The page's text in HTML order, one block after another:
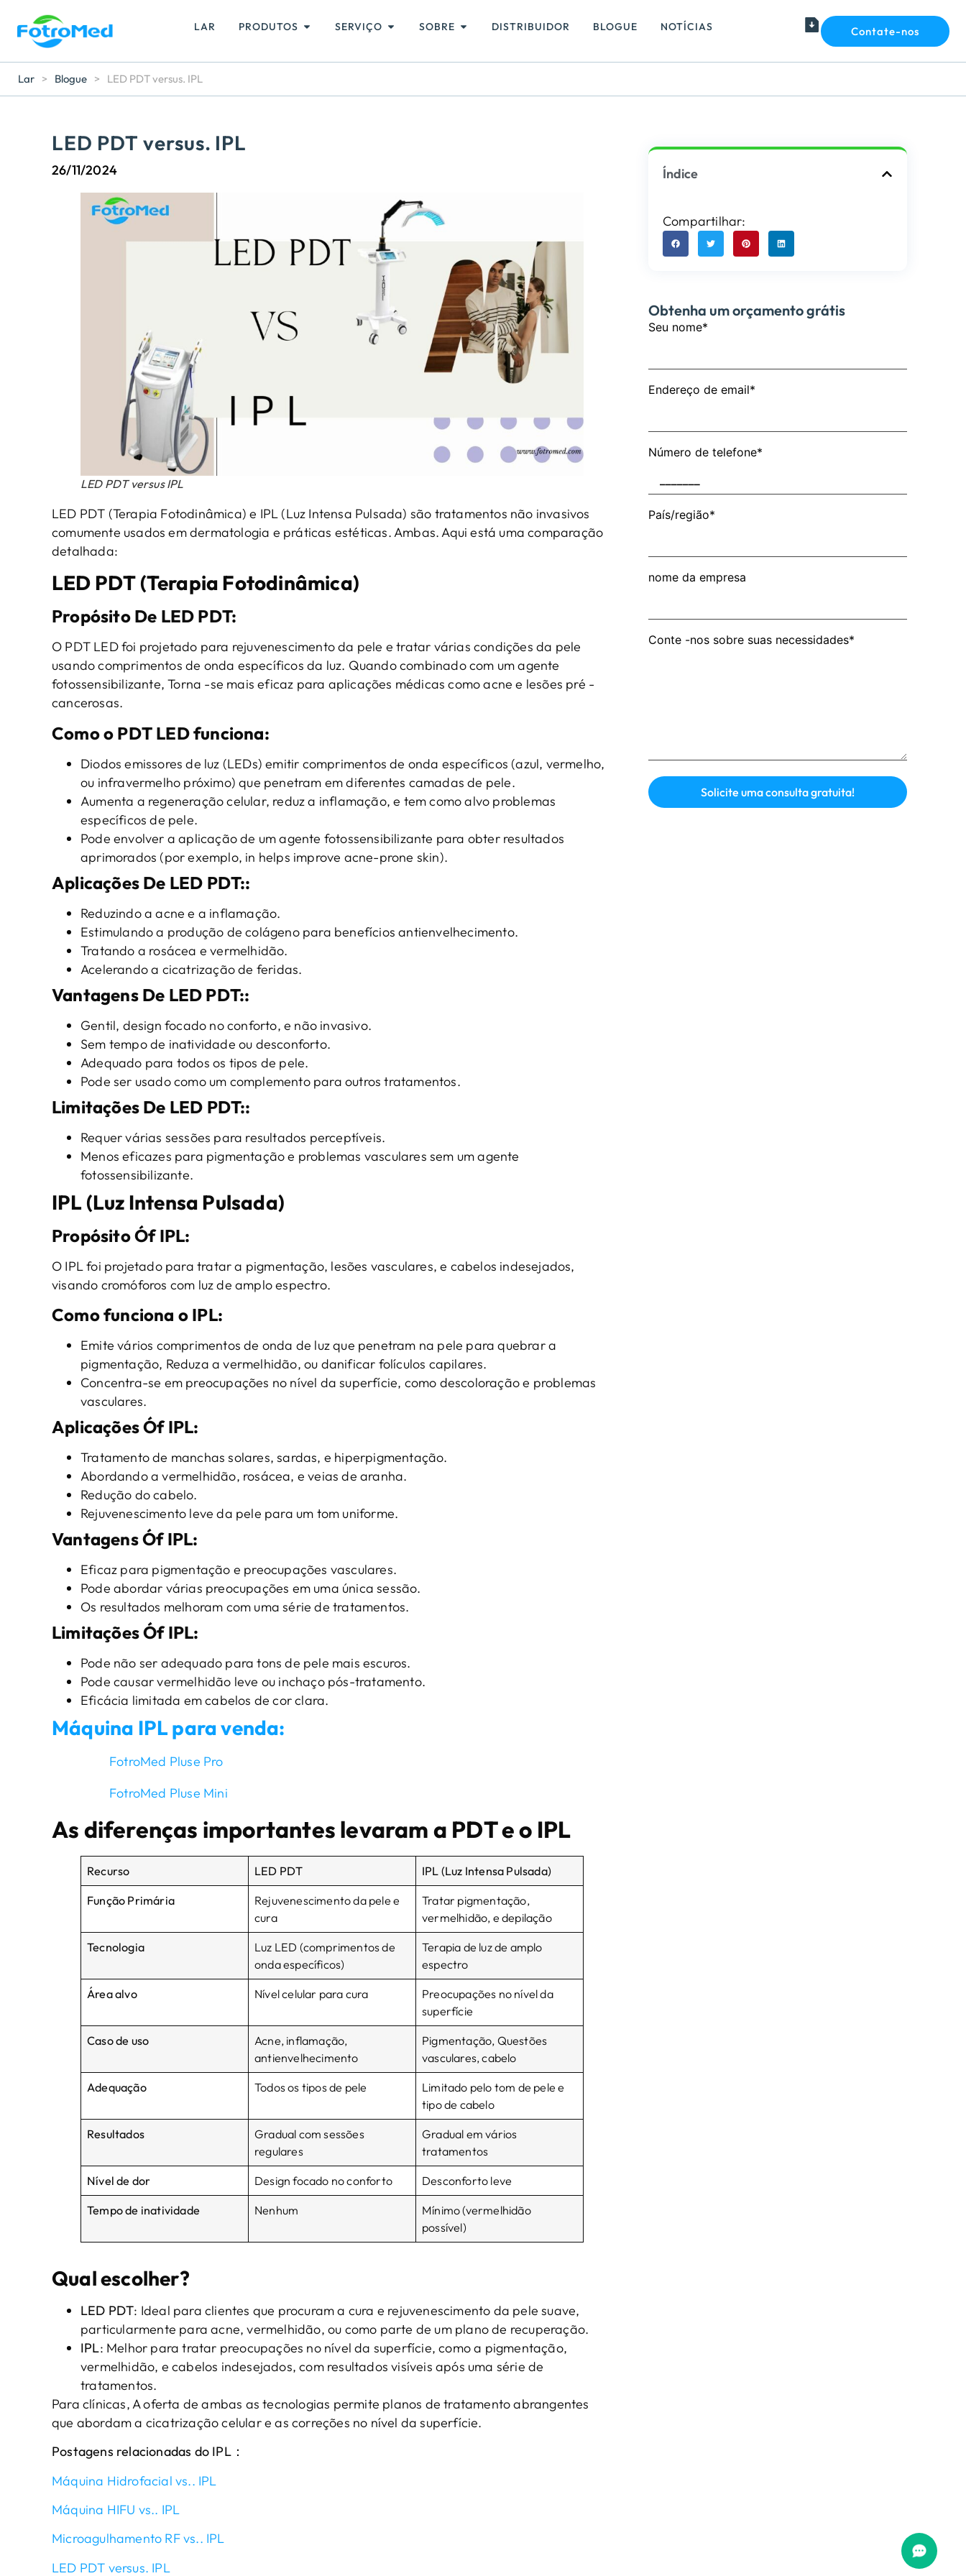
LAR PRODUTOS SERVIÇO SOBRE DISTRIBUIDOR BLOGUE NOTÍCIAS Contate-nos
Lar > Blogue > LED PDT versus. IPL
LED PDT versus. IPL
26/11/2024
LED PDT versus IPL
LED PDT (Terapia Fotodinâmica) e IPL (Luz Intensa Pulsada) são tratamentos não invasivos
comumente usados ​​em dermatologia e práticas estéticas. Ambas. Aqui está uma comparação
detalhada:
LED PDT (Terapia Fotodinâmica)
Propósito De LED PDT:
O PDT LED foi projetado para rejuvenescimento da pele e tratar várias condições da pele
usando comprimentos de onda específicos da luz. Quando combinado com um agente
fotossensibilizante, Torna -se mais eficaz para aplicações médicas como acne e lesões pré -
cancerosas.
Como o PDT LED funciona:
Diodos emissores de luz (LEDs) emitir comprimentos de onda específicos (azul, vermelho,
ou infravermelho próximo) que penetram em diferentes camadas de pele.
Aumenta a regeneração celular, reduz a inflamação, e tem como alvo problemas
específicos de pele.
Pode envolver a aplicação de um agente fotossensibilizante para obter resultados
aprimorados (por exemplo, in helps improve acne-prone skin).
Aplicações De LED PDT::
Reduzindo a acne e a inflamação.
Estimulando a produção de colágeno para benefícios antienvelhecimento.
Tratando a rosácea e vermelhidão.
Acelerando a cicatrização de feridas.
Vantagens De LED PDT::
Gentil, design focado no conforto, e não invasivo.
Sem tempo de inatividade ou desconforto.
Adequado para todos os tipos de pele.
Pode ser usado como um complemento para outros tratamentos.
Limitações De LED PDT::
Requer várias sessões para resultados perceptíveis.
Menos eficazes para pigmentação e problemas vasculares sem um agente
fotossensibilizante.
IPL (Luz Intensa Pulsada)
PropósitoÓf IPL:
O IPL foi projetado para tratar a pigmentação, lesões vasculares, e cabelos indesejados,
visando cromóforos com luz de amplo espectro.
Como funciona o IPL:
Emite vários comprimentos de onda de luz que penetram na pele para quebrar a
pigmentação, Reduza a vermelhidão, ou danificar folículos capilares.
Concentra-se em preocupações no nível da superfície, como descoloração e problemas
vasculares.
AplicaçõesÓf IPL:
Tratamento de manchas solares, sardas, e hiperpigmentação.
Abordando a vermelhidão, rosácea, e veias de aranha.
Redução do cabelo.
Rejuvenescimento leve da pele para um tom uniforme.
VantagensÓf IPL:
Eficaz para pigmentação e preocupações vasculares.
Pode abordar várias preocupações em uma única sessão.
Os resultados melhoram com uma série de tratamentos.
LimitaçõesÓf IPL:
Pode não ser adequado para tons de pele mais escuros.
Pode causar vermelhidão leve ou inchaço pós-tratamento.
Eficácia limitada em cabelos de cor clara.
Máquina IPL para venda:
FotroMed Pluse Pro
FotroMed Pluse Mini
As diferenças importantes levaram a PDT e o IPL
Recurso LED PDT IPL (Luz Intensa Pulsada)
Função Primária
Rejuvenescimento da pele e
cura
Tratar pigmentação,
vermelhidão, e depilação
Tecnologia
Luz LED (comprimentos de
onda específicos)
Terapia de luz de amplo
espectro
Área alvo Nível celular para cura
Preocupações no nível da
superfície
Caso de uso
Acne, inflamação,
antienvelhecimento
Pigmentação, Questões
vasculares, cabelo
Adequação Todos os tipos de pele
Limitado pelo tom de pele e
tipo de cabelo
Resultados
Gradual com sessões
regulares
Gradual em vários
tratamentos
Nível de dor Design focado no conforto Desconforto leve
Tempo de inatividade Nenhum
Mínimo (vermelhidão
possível)
Qual escolher?
LED PDT: Ideal para clientes que procuram a cura e rejuvenescimento da pele suave,
particularmente para acne, vermelhidão, ou como parte de um plano de recuperação.
IPL: Melhor para tratar preocupações no nível da superfície, como a pigmentação,
vermelhidão, e cabelos indesejados, com resultados visíveis após uma série de
tratamentos.
Para clínicas, A oferta de ambas as tecnologias permite planos de tratamento abrangentes
que abordam a cicatrização celular e as correções no nível da superfície.
Postagens relacionadas do IPL：
Máquina Hidrofacial vs.. IPL
Máquina HIFU vs.. IPL
Microagulhamento RF vs.. IPL
LED PDT versus. IPL
Índice
Compartilhar:
Obtenha um orçamento grátis
Seu nome*
Endereço de email*
Número de telefone*
País/região*
nome da empresa
Conte -nos sobre suas necessidades*